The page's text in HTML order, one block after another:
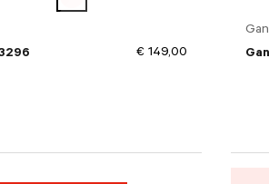
€ 149,00